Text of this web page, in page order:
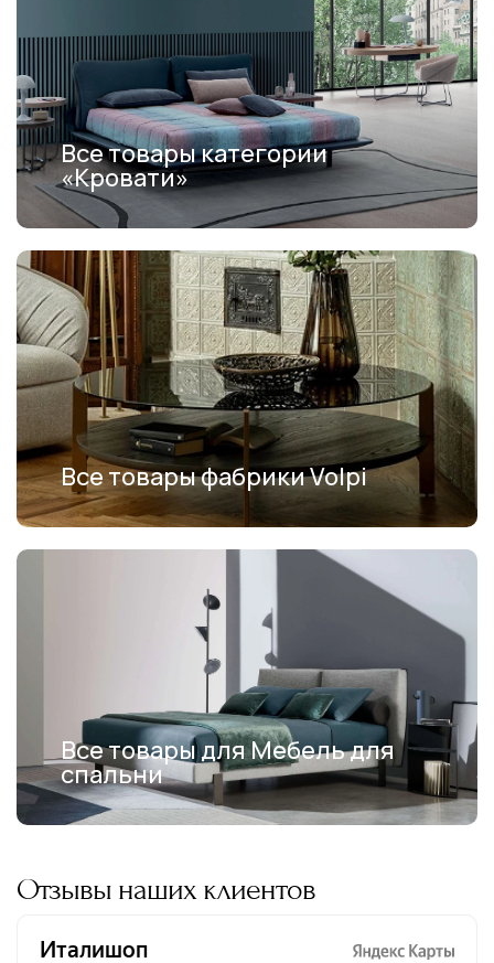
Все товары категории
«Кровати»
Все товары фабрики Volpi
Все товары для Мебель для
спальни
Отзывы наших клиентов